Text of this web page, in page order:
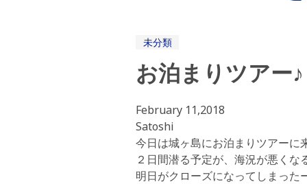
未分類
お泊まりツアー♪
February 11,2018
Satoshi
今日は城ヶ島にお泊まりツアー
２日間潜る予定が、海況が悪くな
明日がクローズになってしまった